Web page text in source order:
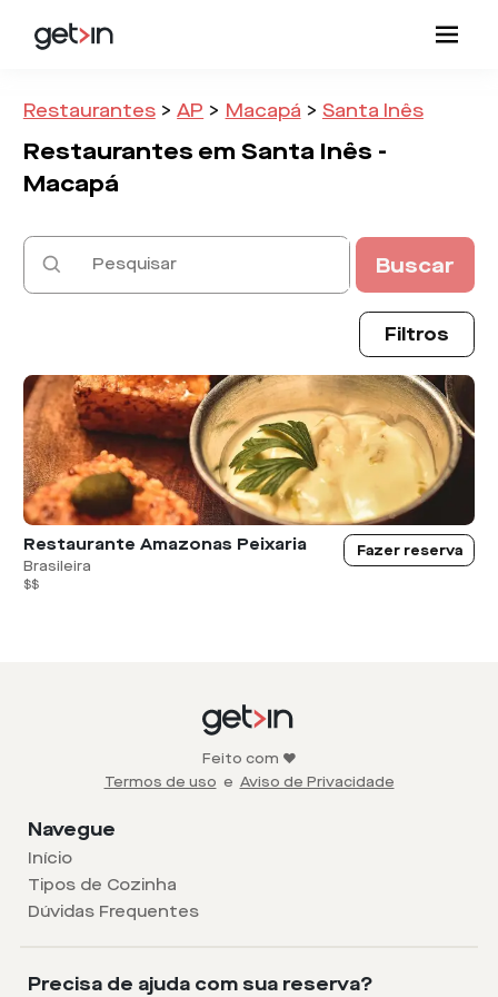
Restaurantes > AP > Macapá > Santa Inês
Restaurantes emSanta Inês -
Macapá
Buscar
Filtros
Restaurante Amazonas Peixaria
Brasileira
$$
Fazer reserva
Feito com ❤️
Termos de uso e Aviso de Privacidade
Navegue
Início
Tipos de Cozinha
Dúvidas Frequentes
Precisa de ajuda com sua reserva?